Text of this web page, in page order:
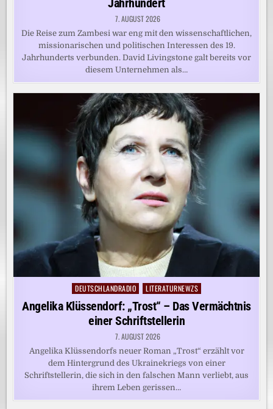
7. AUGUST 2026
Die Reise zum Zambesi war eng mit den wissenschaftlichen,
missionarischen und politischen Interessen des 19.
Jahrhunderts verbunden. David Livingstone galt bereits vor
diesem Unternehmen als…
Posted
in
DEUTSCHLANDRADIO LITERATURNEWZS
Angelika Klüssendorf: „Trost“ – Das Vermächtnis
einer Schriftstellerin
7. AUGUST 2026
Angelika Klüssendorfs neuer Roman „Trost“ erzählt vor
dem Hintergrund des Ukrainekriegs von einer
Schriftstellerin, die sich in den falschen Mann verliebt, aus
ihrem Leben gerissen…